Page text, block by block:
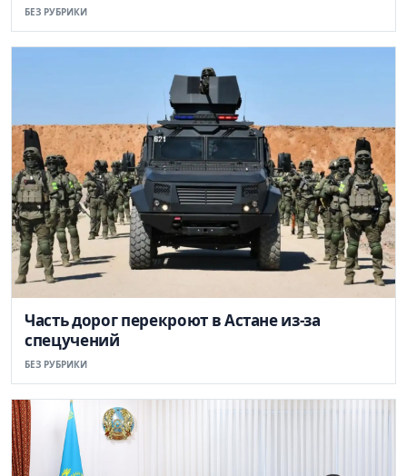
БЕЗ РУБРИКИ
Часть дорог перекроют в Астане из-за
спецучений
БЕЗ РУБРИКИ